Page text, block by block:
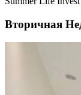
Вторичная